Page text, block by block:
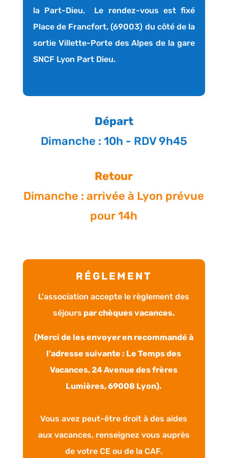
la Part-Dieu. Le rendez-vous est fixé
Place de Francfort, (69003) du côté de la
sortie Villette-Porte des Alpes de la gare
SNCF Lyon Part Dieu.
Départ
Dimanche : 10h - RDV 9h45
Retour
Dimanche : arrivée à Lyon prévue
pour 14h
RÉGLEMENT
L'association accepte le règlement des
séjours par chèques vacances.
(Merci de les envoyer en recommandé à
l'adresse suivante : Le Temps des
Vacances, 24 Avenue des frères
Lumières, 69008 Lyon).
Vous avez peut-être droit à des aides
aux vacances, renseignez vous auprès
de votre CE ou de la CAF.